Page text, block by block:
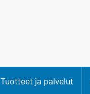
Tuotteet ja palvelut